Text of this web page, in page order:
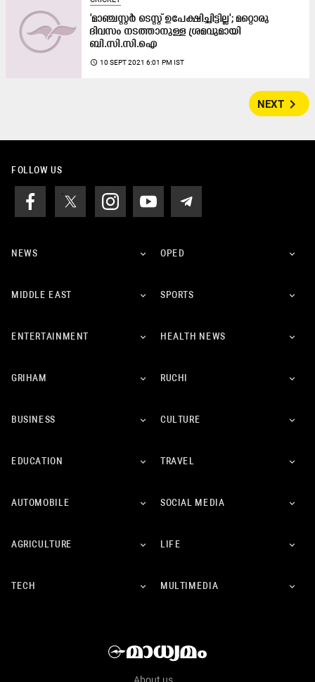
'മാഞ്ചസ്റ്റർ ടെസ്റ്റ്​ ഉപേക്ഷിച്ചിട്ടില്ല'; മറ്റൊരു
ദിവസം നടത്താനുള്ള ശ്രമവുമായി​
ബി.സി.സി.ഐ
access_time 10 SEPT 2021 6:01 PM IST
NEXT navigate_next
FOLLOW US
NEWS OPED
MIDDLE EAST SPORTS
ENTERTAINMENT HEALTH NEWS
GRIHAM RUCHI
BUSINESS CULTURE
EDUCATION TRAVEL
AUTOMOBILE SOCIAL MEDIA
AGRICULTURE LIFE
TECH MULTIMEDIA
About us